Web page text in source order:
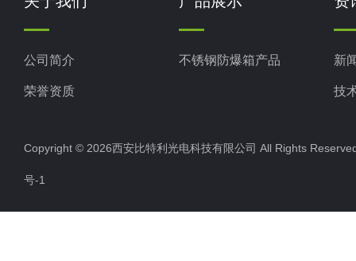
公司简介
荣誉资质
不锈钢防爆箱产品 新
技
Copyright © 2026西安比特利光电科技有限公司 All Rights
号-1